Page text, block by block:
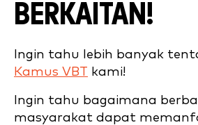
BERKAITAN!
Ingin tahu lebih banyak
Kamus VBT kami!
Ingin tahu bagaimana
masyarakat dapat